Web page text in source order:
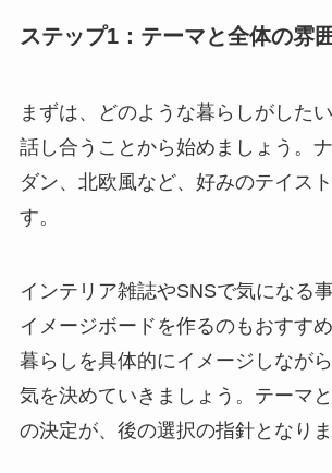
ステップ1：テーマと全体の雰
まずは、どのような暮らしがした
話し合うことから始めましょう。
ダン、北欧風など、好みのテイス
す。
インテリア雑誌やSNSで気になる
イメージボードを作るのもおすす
暮らしを具体的にイメージしなが
気を決めていきましょう。テーマ
の決定が、後の選択の指針となりま